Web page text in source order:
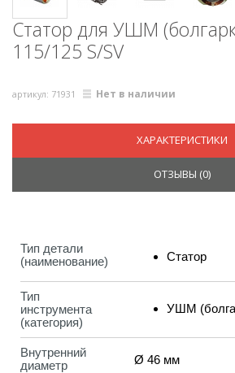
Статор для УШМ
115/125 S/SV
артикул: 71931 Нет в наличии
ХАРАКТЕРИСТИКИ
ОТЗЫВЫ (0)
Тип детали
(наименование)
Статор
Тип
инструмента
(категория)
УШМ
Внутренний
диаметр
Ø 46 мм